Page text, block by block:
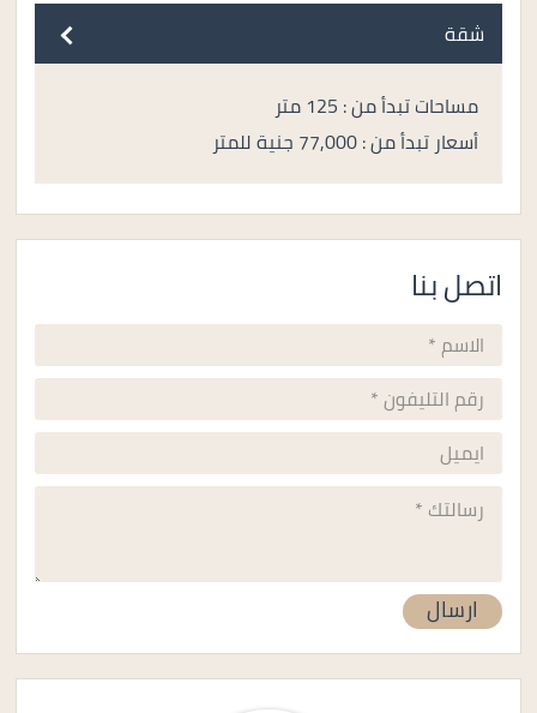
شقة
مساحات تبدأ من : 125 متر
أسعار تبدأ من : 77,000 جنية للمتر
اتصل بنا